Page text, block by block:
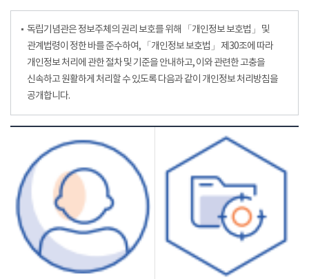
독립기념관은 정보주체의 권리 보호를 위해 「개인정보 보호법」 및
관계법령이 정한 바를 준수하여, 「개인정보 보호법」 제30조에 따라
개인정보 처리에 관한 절차 및 기준을 안내하고, 이와 관련한 고충을
신속하고 원활하게 처리할 수 있도록 다음과 같이 개인정보 처리방침을
공개합니다.